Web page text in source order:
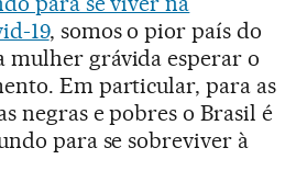
19, somos o pior país do
mulher grávida esperar o
Em particular, para as
negras e pobres o Brasil é
para se sobreviver à